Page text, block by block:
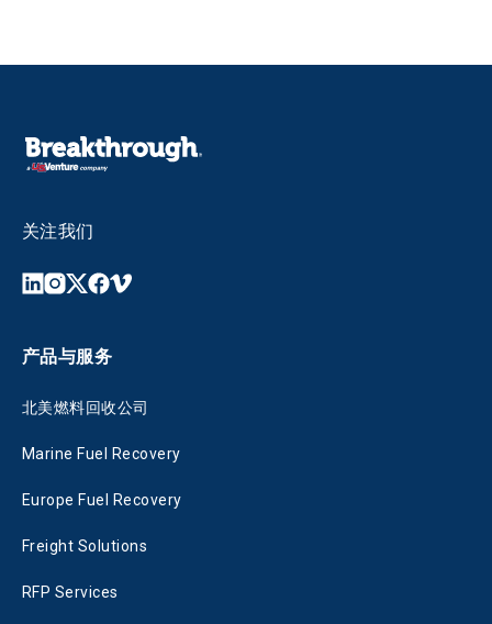
关注我们
产品与服务
北美燃料回收公司
Marine Fuel Recovery
Europe Fuel Recovery
Freight Solutions
RFP Services